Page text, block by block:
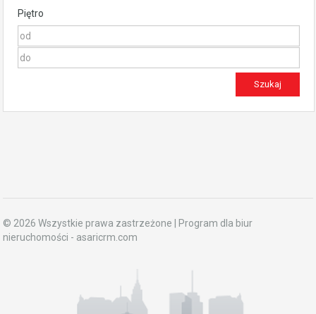
Piętro
© 2026 Wszystkie prawa zastrzeżone | Program dla biur
nieruchomości - asaricrm.com